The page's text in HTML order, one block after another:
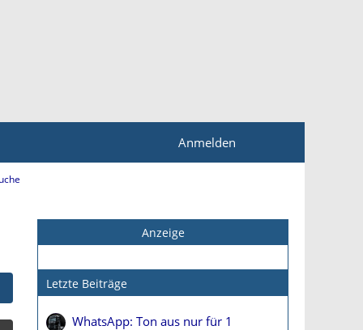
Anmelden
Anzeige
Letzte Beiträge
WhatsApp: Ton aus nur für 1